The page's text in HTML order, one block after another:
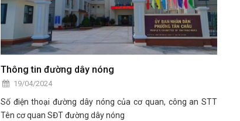
Thông tin đường dây nóng
19/04/2024
Số điện thoại đường dây nóng của cơ quan, công an STT
Tên cơ quan SĐT đường dây nóng